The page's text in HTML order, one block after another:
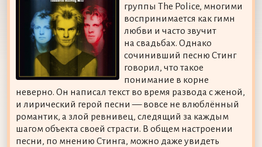
группы The Police, многими
воспринимается как гимн
любви и часто звучит
на свадьбах. Однако
сочинивший песню Стинг
говорил, что такое
понимание в корне
неверно. Он написал текст во время развода с женой,
и лирический герой песни — вовсе не влюблённый
романтик, а злой ревнивец, следящий за каждым
шагом объекта своей страсти. В общем настроении
песни, по мнению Стинга, можно даже увидеть